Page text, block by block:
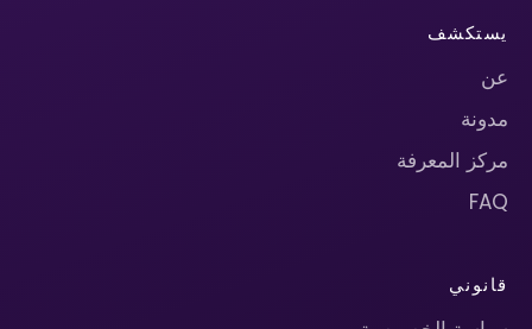
يستكشف
عن
مدونة
مركز المعرفة
FAQ
قانوني